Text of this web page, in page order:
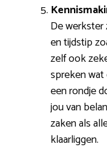
De
en tijdstip
zelf ook
spreken
een rondje
jou van
zaken als
klaarliggen.